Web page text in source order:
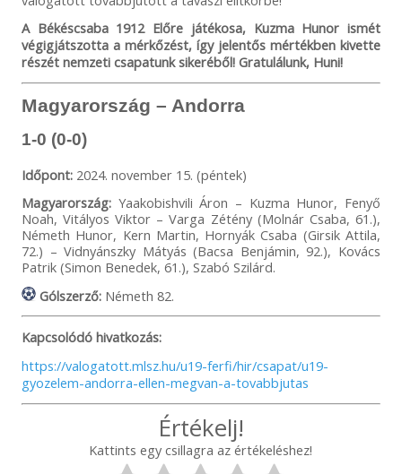
A Békéscsaba 1912 Előre játékosa, Kuzma Hunor ismét
végigjátszotta a mérkőzést, így jelentős mértékben kivette
részét nemzeti csapatunk sikeréből! Gratulálunk, Huni!
Magyarország – Andorra
1-0 (0-0)
Időpont:2024. november 15. (péntek)
Magyarország:Yaakobishvili Áron – Kuzma Hunor, Fenyő
Noah, Vitályos Viktor – Varga Zétény (Molnár Csaba, 61.),
Németh Hunor, Kern Martin, Hornyák Csaba (Girsik Attila,
72.) – Vidnyánszky Mátyás (Bacsa Benjámin, 92.), Kovács
Patrik (Simon Benedek, 61.), Szabó Szilárd.
Gólszerző:Németh 82.
Kapcsolódó hivatkozás:
https://valogatott.mlsz.hu/u19-ferfi/hir/csapat/u19-
gyozelem-andorra-ellen-megvan-a-tovabbjutas
Értékelj!
Kattints egy csillagra az értékeléshez!